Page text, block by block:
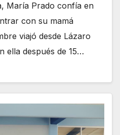
María Prado confía en
con su mamá
viajó desde Lázaro
ella después de 15…